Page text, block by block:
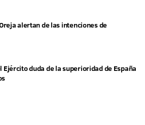
alertan de las intenciones de
Ejército duda de la superioridad de España